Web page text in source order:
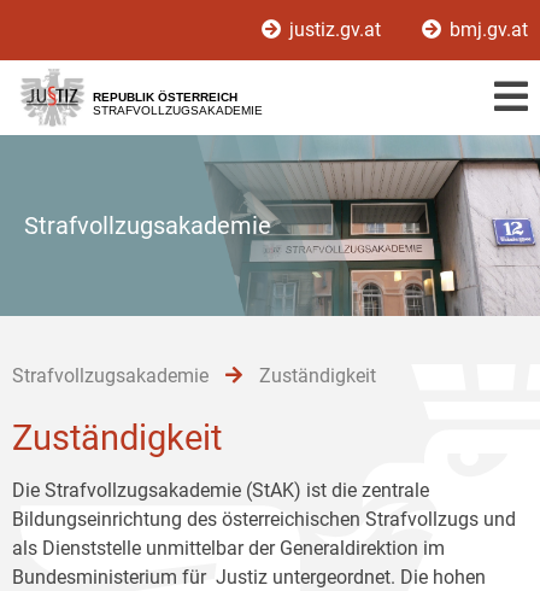
[1]
[2]
[3]
justiz.gv.at bmj.gv.at
REPUBLIK ÖSTERREICH
STRAFVOLLZUGSAKADEMIE
Strafvollzugsakademie
Strafvollzugsakademie Zuständigkeit
Zuständigkeit
Die Strafvollzugsakademie (StAK) ist die zentrale
Bildungseinrichtung des österreichischen Strafvollzugs und
als Dienststelle unmittelbar der Generaldirektion im
Bundesministerium für Justiz untergeordnet. Die hohen